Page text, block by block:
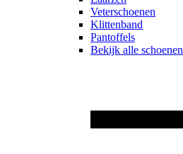
Veterschoenen
Klittenband
Pantoffels
Bekijk alle schoenen